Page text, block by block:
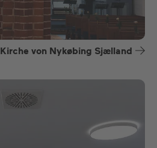
Kirche von Nykøbing Sjælland